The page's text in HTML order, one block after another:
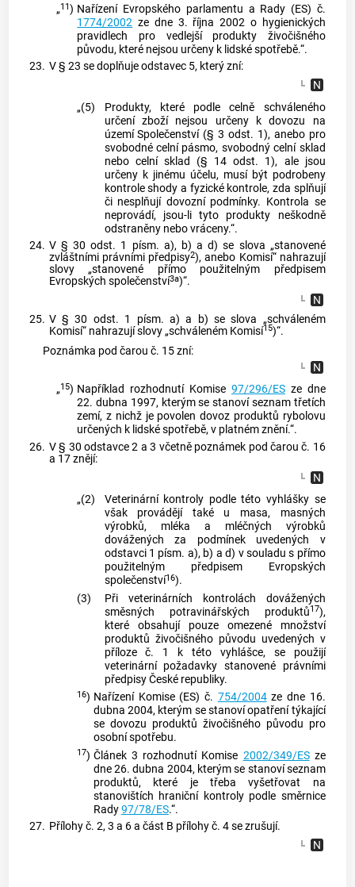
„11) Nařízení Evropského parlamentu a Rady (ES) č.
1774/2002 ze dne 3. října 2002 o hygienických
pravidlech pro vedlejší produkty živočišného
původu, které nejsou určeny k lidské spotřebě.“.
23. V § 23 se doplňuje odstavec 5, který zní:
„(5)
Produkty, které podle celně schváleného
určení zboží nejsou určeny k dovozu na
území Společenství (§ 3 odst. 1), anebo pro
svobodné celní pásmo, svobodný celní sklad
nebo celní sklad (§ 14 odst. 1), ale jsou
určeny k jinému účelu, musí být podrobeny
kontrole shody a fyzické kontrole, zda splňují
či nesplňují dovozní podmínky. Kontrola se
neprovádí, jsou-li tyto produkty neškodně
odstraněny nebo vráceny.“.
24. V § 30 odst. 1 písm. a), b) a d) se slova „stanovené
zvláštními právními předpisy2), anebo Komisí“ nahrazují
slovy „stanovené přímo použitelným předpisem
Evropských společenství3a)“.
25. V § 30 odst. 1 písm. a) a b) se slova „schváleném
Komisí“ nahrazují slovy „schváleném Komisí15)“.
Poznámka pod čarou č. 15 zní:
„15) Například rozhodnutí Komise 97/296/ES ze dne
22. dubna 1997, kterým se stanoví seznam třetích
zemí, z nichž je povolen dovoz produktů rybolovu
určených k lidské spotřebě, v platném znění.“.
26. V § 30 odstavce 2 a 3 včetně poznámek pod čarou č. 16
a 17 znějí:
„(2)
Veterinární kontroly podle této vyhlášky se
však provádějí také u masa, masných
výrobků, mléka a mléčných výrobků
dovážených za podmínek uvedených v
odstavci 1 písm. a), b) a d) v souladu s přímo
použitelným předpisem Evropských
společenství16).
(3)
Při veterinárních kontrolách dovážených
směsných potravinářských produktů17),
které obsahují pouze omezené množství
produktů živočišného původu uvedených v
příloze č. 1 k této vyhlášce, se použijí
veterinární požadavky stanovené právními
předpisy České republiky.
16) Nařízení Komise (ES) č. 754/2004ze dne 16.
dubna 2004, kterým se stanoví opatření týkající
se dovozu produktů živočišného původu pro
osobní spotřebu.
17) Článek 3 rozhodnutí Komise 2002/349/ESze
dne 26. dubna 2004, kterým se stanoví seznam
produktů, které je třeba vyšetřovat na
stanovištích hraniční kontroly podle směrnice
Rady97/78/ES.“.
27. Přílohy č. 2, 3 a 6 a část B přílohy č. 4 se zrušují.